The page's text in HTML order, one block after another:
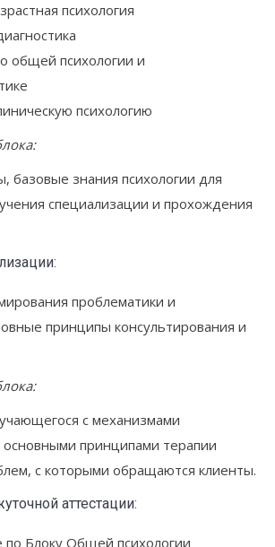
психология
общей психологии и
психологию
базовые знания психологии для
специализации и прохождения
проблематики и
принципы консультирования и
с механизмами
принципами терапии
с которыми обращаются клиенты.
аттестации:
по Блоку Общей психологии